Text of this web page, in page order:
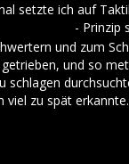
setzte ich auf
- Prinzip
und zum
und so
schlagen
viel zu spät